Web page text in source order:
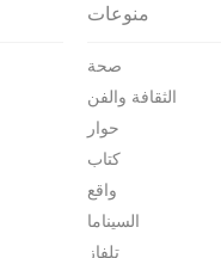
منوعات
صحة
الثقافة والفن
حوار
كتاب
واقع
السيناما
تلفاز